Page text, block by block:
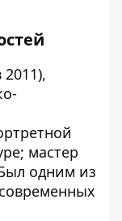
мастер
одним из